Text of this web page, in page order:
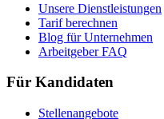
Unsere Dienstleistungen
Tarif berechnen
Blog für Unternehmen
Arbeitgeber FAQ
Für Kandidaten
Stellenangebote